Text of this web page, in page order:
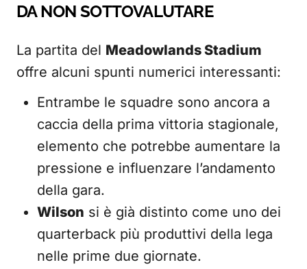
DA NON SOTTOVALUTARE
La partita del Meadowlands Stadium
offre alcuni spunti numerici interessanti:
Entrambe le squadre sono ancora a
caccia della prima vittoria stagionale,
elemento che potrebbe aumentare la
pressione e influenzare l’andamento
della gara.
Wilson si è già distinto come uno dei
quarterback più produttivi della lega
nelle prime due giornate.